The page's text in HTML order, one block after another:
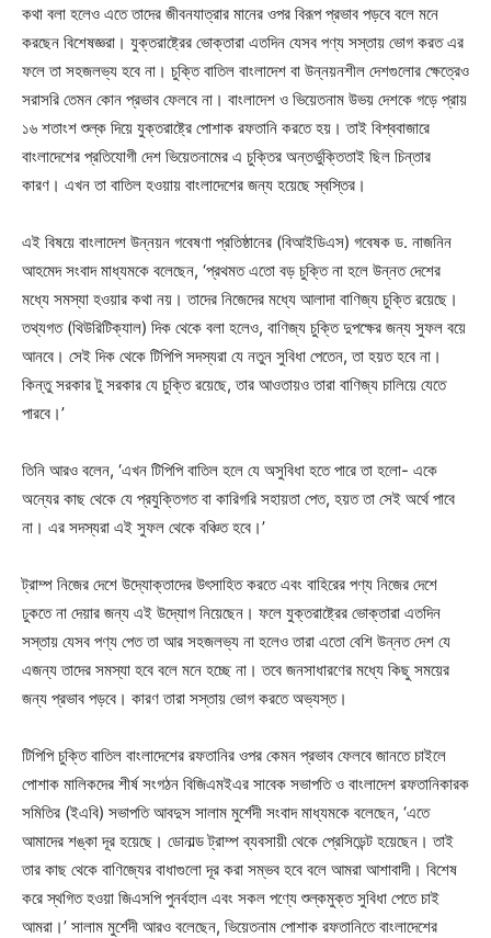
কথা বলা হলেও এতে তাদের জীবনযাত্রার মানের ওপর বিরূপ প্রভাব পড়বে বলে মনে
করছেন বিশেষজ্ঞরা। যুক্তরাষ্ট্রের ভোক্তারা এতদিন যেসব পণ্য সস্তায় ভোগ করত এর
ফলে তা সহজলভ্য হবে না। চুক্তি বাতিল বাংলাদেশ বা উন্নয়নশীল দেশগুলোর ক্ষেত্রেও
সরাসরি তেমন কোন প্রভাব ফেলবে না। বাংলাদেশ ও ভিয়েতনাম উভয় দেশকে গড়ে প্রায়
১৬ শতাংশ শুল্ক দিয়ে যুক্তরাষ্ট্রে পোশাক রফতানি করতে হয়। তাই বিশ্ববাজারে
বাংলাদেশের প্রতিযোগী দেশ ভিয়েতনামের এ চুক্তির অন্তর্ভুক্তিতাই ছিল চিন্তার
কারণ। এখন তা বাতিল হওয়ায় বাংলাদেশের জন্য হয়েছে স্বস্তির।
এই বিষয়ে বাংলাদেশ উন্নয়ন গবেষণা প্রতিষ্ঠানের (বিআইডিএস) গবেষক ড. নাজনিন
আহমেদ সংবাদ মাধ্যমকে বলেছেন, ‘প্রথমত এতো বড় চুক্তি না হলে উন্নত দেশের
মধ্যে সমস্যা হওয়ার কথা নয়। তাদের নিজেদের মধ্যে আলাদা বাণিজ্য চুক্তি রয়েছে।
তথ্যগত (থিউরিটিক্যাল) দিক থেকে বলা হলেও, বাণিজ্য চুক্তি দুপক্ষের জন্য সুফল বয়ে
আনবে। সেই দিক থেকে টিপিপি সদস্যরা যে নতুন সুবিধা পেতেন, তা হয়ত হবে না।
কিন্তু সরকার টু সরকার যে চুক্তি রয়েছে, তার আওতায়ও তারা বাণিজ্য চালিয়ে যেতে
পারবে।’
তিনি আরও বলেন, ‘এখন টিপিপি বাতিল হলে যে অসুবিধা হতে পারে তা হলো- একে
অন্যের কাছ থেকে যে প্রযুক্তিগত বা কারিগরি সহায়তা পেত, হয়ত তা সেই অর্থে পাবে
না। এর সদস্যরা এই সুফল থেকে বঞ্চিত হবে।’
ট্রাম্প নিজের দেশে উদ্যোক্তাদের উৎসাহিত করতে এবং বাহিরের পণ্য নিজের দেশে
ঢুকতে না দেয়ার জন্য এই উদ্যোগ নিয়েছেন। ফলে যুক্তরাষ্ট্রের ভোক্তারা এতদিন
সস্তায় যেসব পণ্য পেত তা আর সহজলভ্য না হলেও তারা এতো বেশি উন্নত দেশ যে
এজন্য তাদের সমস্যা হবে বলে মনে হচ্ছে না। তবে জনসাধারণের মধ্যে কিছু সময়ের
জন্য প্রভাব পড়বে। কারণ তারা সস্তায় ভোগ করতে অভ্যস্ত।
টিপিপি চুক্তি বাতিল বাংলাদেশের রফতানির ওপর কেমন প্রভাব ফেলবে জানতে চাইলে
পোশাক মালিকদের শীর্ষ সংগঠন বিজিএমইএর সাবেক সভাপতি ও বাংলাদেশ রফতানিকারক
সমিতির (ইএবি) সভাপতি আবদুস সালাম মুর্শেদী সংবাদ মাধ্যমকে বলেছেন, ‘এতে
আমাদের শঙ্কা দূর হয়েছে। ডোনাল্ড ট্রাম্প ব্যবসায়ী থেকে প্রেসিডেন্ট হয়েছেন। তাই
তার কাছ থেকে বাণিজ্যের বাধাগুলো দূর করা সম্ভব হবে বলে আমরা আশাবাদী। বিশেষ
করে স্থগিত হওয়া জিএসপি পুনর্বহাল এবং সকল পণ্যে শুল্কমুক্ত সুবিধা পেতে চাই
আমরা।’ সালাম মুর্শেদী আরও বলেছেন, ভিয়েতনাম পোশাক রফতানিতে বাংলাদেশের